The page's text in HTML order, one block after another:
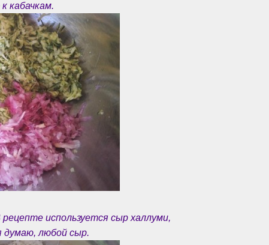
кабачкам.
используется сыр халлуми,
думаю, любой сыр.